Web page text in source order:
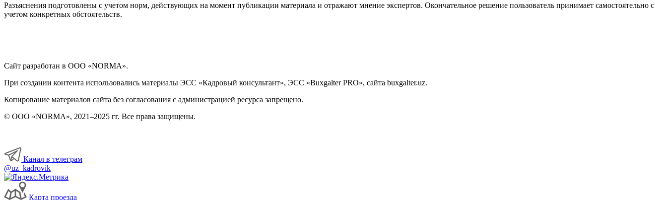
Разъяснения подготовлены с учетом норм, действующих на момент публикации материала и отражают мнение экспертов. Окончательное решение пользователь принимает самостоятельно с
учетом конкретных обстоятельств.
Сайт разработан в ООО «NORMA».
При создании контента использовались материалы ЭСС «Кадровый консультант», ЭСС «Buxgalter PRO», сайта buxgalter.uz.
Копирование материалов сайта без согласования с администрацией ресурса запрещено.
© ООО «NORMA», 2021–2025 гг. Все права защищены.
Канал в телеграм
@uz_kadrovik
Карта проезда